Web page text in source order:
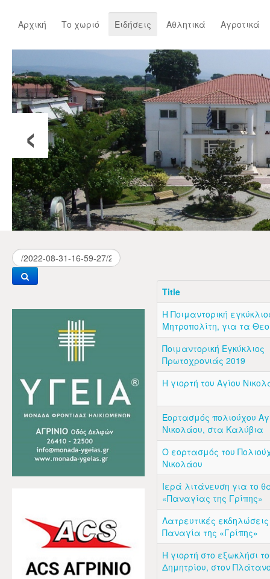
Αρχική Το χωριό Ειδήσεις Αθλητικά Αγροτικά
‹
Title
Η Ποιμαντορική
Μητροπολίτη, για τα
Ποιμαντορική Εγκύκλιος
Πρωτοχρονιάς 2019
Η γιορτή του Αγίου
Εορτασμός πολιούχου
Νικολάου, στα Καλύβια
Ο εορτασμός του
Νικολάου
Ιερά λιτάνευση για το
«Παναγίας της Γρίπης»
Λατρευτικές
Παναγία της «Γρίπης»
Η γιορτή στο εξωκλήσι
Δημητρίου, στον